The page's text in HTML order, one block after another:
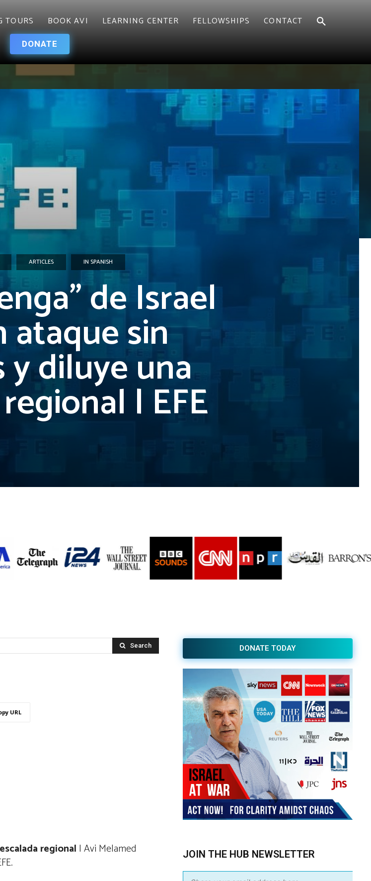
TOURS BOOK AVI LEARNING CENTER FELLOWSHIPS CONTACT
DONATE
ARTICLES IN SPANISH
de Israel
ataque sin
diluye una
| EFE
Search
URL
regional | Avi Melamed
DONATE TODAY
JOIN THE HUB NEWSLETTER